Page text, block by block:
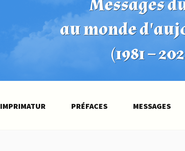
Messages
au monde
(1981 –
IMPRIMATUR PRÉFACES MESSAGES